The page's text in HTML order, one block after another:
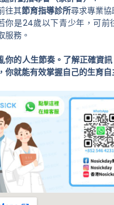
往其節育指導診所尋求專業協
你是24歲以下青少年，可前
服務。
你的人生節奏。了解正確資
你就能有效掌握自己的生育自